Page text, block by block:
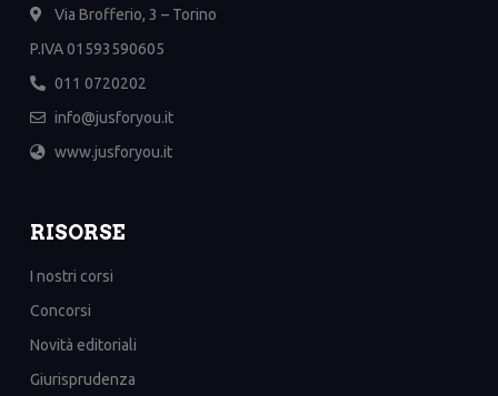
Via Brofferio, 3 – Torino
P.IVA 01593590605
011 0720202
info@jusforyou.it
www.jusforyou.it
RISORSE
I nostri corsi
Concorsi
Novità editoriali
Giurisprudenza